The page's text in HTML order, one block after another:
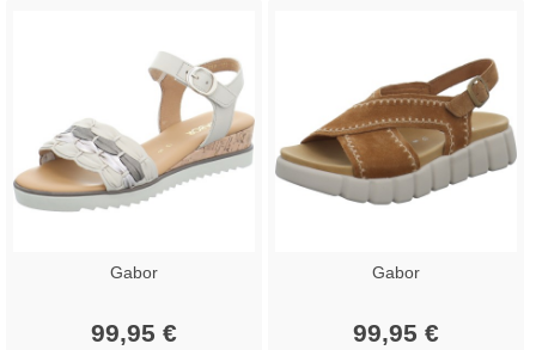
Gabor
99,95 €
Gabor
99,95 €